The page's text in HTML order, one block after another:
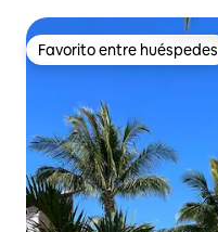
Favorito entre huéspedes
Favorito entre huéspedes